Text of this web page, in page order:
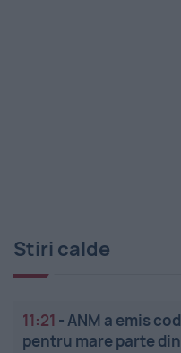
Stiri calde
11:21 -ANM a emis
pentru mare parte